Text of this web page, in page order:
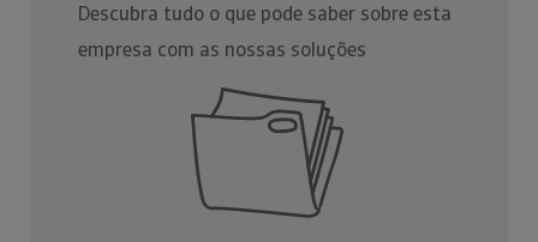
Descubra tudo o que pode saber sobre esta
empresa com as nossas soluções